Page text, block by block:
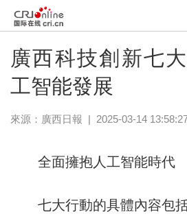
廣西科技創新七
工智能發展
來源： 廣西日報 | 2025-03-14
全面擁抱人工智能時代
七大行動的具體內容包括